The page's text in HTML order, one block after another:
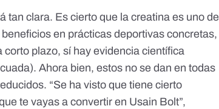
tan clara. Es cierto que la creatina es uno de
en prácticas deportivas concretas,
corto plazo, sí hay evidencia científica
Ahora bien, estos no se dan en todas
“Se ha visto que tiene cierto
te vayas a convertir en Usain Bolt”,